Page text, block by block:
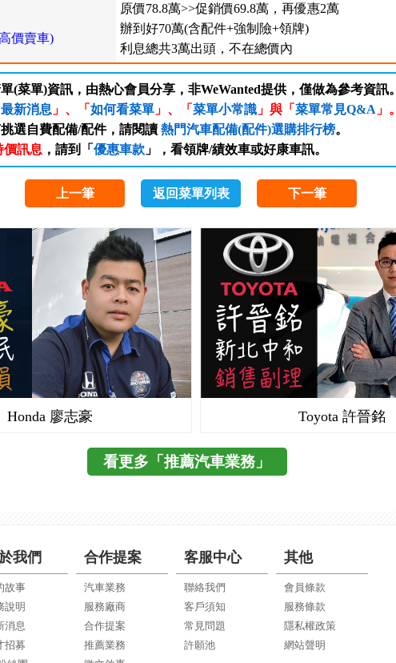
價賣車)
原價78.8萬>>促銷價69.8萬，再優惠2萬
辦到好70萬(含配件+強制險+領牌)
利息總共3萬出頭，不在總價內
(菜單)資訊，由熱心會員分享，非WeWanted提供，僅做為參考資訊。
最新消息 」、「 如何看菜單」、「 菜單小常識」與「 菜單常見Q&A 」。
選自費配備/配件，請閱讀 熱門汽車配備(配件)選購排行榜。
訊息 ，請到「 優惠車款」，看領牌/績效車或好康車訊。
上一筆 返回菜單列表 下一筆
Honda 廖志豪 Toyota 許晉銘
看更多「推薦汽車業務」
我們
故事
說明
消息
招募
合作提案
汽車業務
服務廠商
合作提案
推薦業務
客服中心
聯絡我們
客戶須知
常見問題
許願池
其他
會員條款
服務條款
隱私權政策
網站聲明